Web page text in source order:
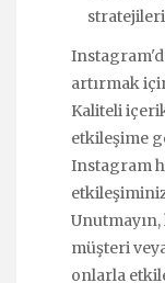
artırmak
Kaliteli
etkileşime
Instagram
müşteri
onlarla